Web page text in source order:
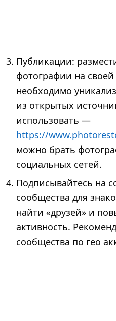
Публикации:
фотографии на
необходимо
из открытых
использовать —
https://
можно брать
социальных сетей.
Подписывайтесь на
сообщества для
найти «друзей» и
активность.
сообщества по гео